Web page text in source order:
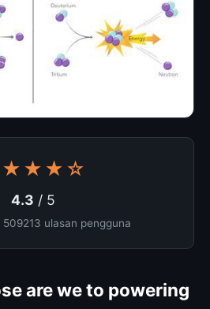
4.3 / 5
509213 ulasan pengguna
are we to powering